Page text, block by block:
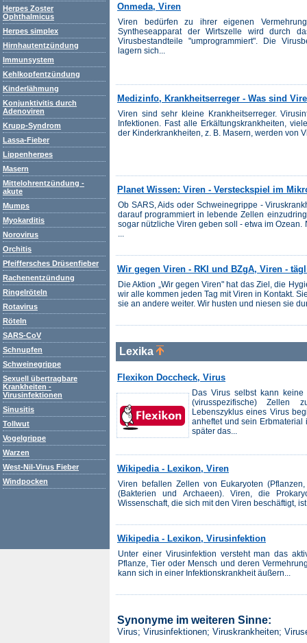
Onmeda, Viren
Viren bedürfen zu ihrer eigenen
Syntheseapparat der Wirtszelle wird durch
Virusbestandteile "umprogrammiert". Die
lagern sich...
Medizinfo, Krankheitserreger - Was sind
Viren sind sehr kleine Krankheitserreger.
Infektionen. Fast alle Erkältungskrankheiten,
der Kinderkrankheiten, z. B. Masern, werden von
Planet Wissen: Viren - Versteckspiel im
Ob SARS, Aids oder Schweinegrippe -
darauf programmiert in lebende Zellen
sogar nützliche Viren geben soll - etwa im
...
Wir gegen Viren - RKI und BZgA, Viren -
Die Aktion „Wir gegen Viren" hat das Ziel, die
wir alle kommen jeden Tag mit Viren in Kontakt.
sie an andere weiter. Wir husten und niesen sie
Lexika
Flexikon Doccheck, Virus
Das Virus selbst kann keine
(virusspezifische) Zellen
Lebenszyklus eines Virus
anheftet und sein
später das...
Wikipedia - Lexikon, Viren
Viren befallen Zellen von Eukaryoten
(Bakterien und Archaeen). Viren, die
Wissenschaft, die sich mit den Viren beschäftigt,
Wikipedia - Lexikon, Virusinfektion
Unter einer Virusinfektion versteht man das
Pflanze, Tier oder Mensch und deren
kann sich in einer Infektionskrankheit äußern...
Synonyme im weiteren Sinne:
Virus; Virusinfektionen; Viruskrankheiten;
Herpes Zoster
Ophthalmicus
Herpes simplex
Hirnhautentzündung
Immunsystem
Kehlkopfentzündung
Kinderlähmung
Konjunktivitis durch
Adenoviren
Krupp-Syndrom
Lassa-Fieber
Lippenherpes
Masern
Mittelohrentzündung -
akute
Mumps
Myokarditis
Norovirus
Orchitis
Pfeiffersches Drüsenfieber
Rachenentzündung
Ringelröteln
Rotavirus
Röteln
SARS-CoV
Schnupfen
Schweinegrippe
Sexuell übertragbare
Krankheiten -
Virusinfektionen
Sinusitis
Tollwut
Vogelgrippe
Warzen
West-Nil-Virus Fieber
Windpocken